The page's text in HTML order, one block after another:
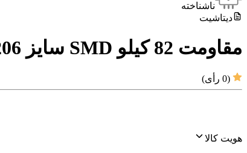
ناشناخته
دیتاشیت
مقاومت 82 کیلو SMD سایز 1206
(
0 رأی)
هویت کالا